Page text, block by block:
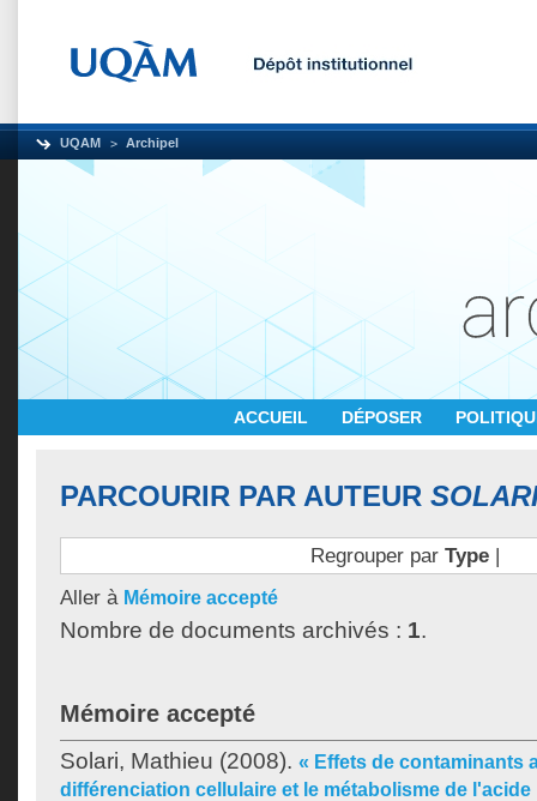
UQAM Archipel
ACCUEIL DÉPOSER
PARCOURIR PAR AUTEUR
Regrouper par Type|
Aller à Mémoire accepté
Nombre de documents archivés : 1.
Mémoire accepté
Solari, Mathieu (2008). « Effets de contaminants
différenciation cellulaire et le métabolisme de